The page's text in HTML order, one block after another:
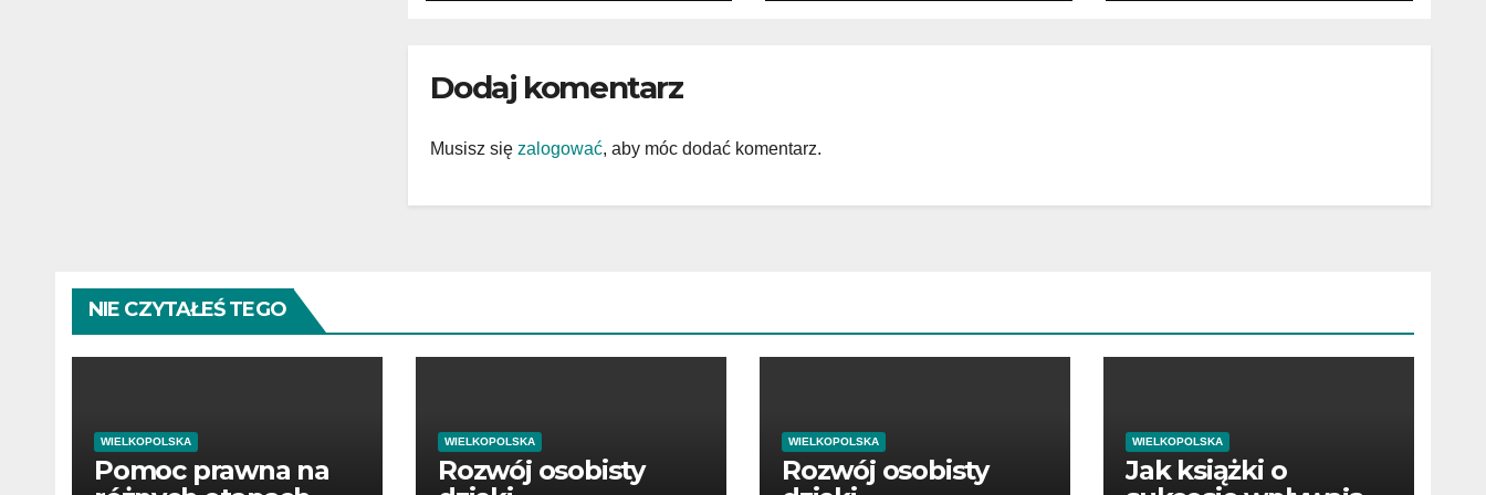
Dodaj komentarz
Musisz się zalogować, aby móc dodać komentarz.
NIE CZYTAŁEŚ TEGO
WIELKOPOLSKA
Pomoc prawna na
WIELKOPOLSKA
Rozwój osobisty
WIELKOPOLSKA
Rozwój osobisty
WIELKOPOLSKA
Jak książki o